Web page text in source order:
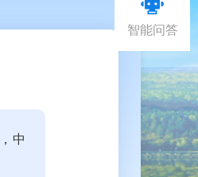
中
智能问答